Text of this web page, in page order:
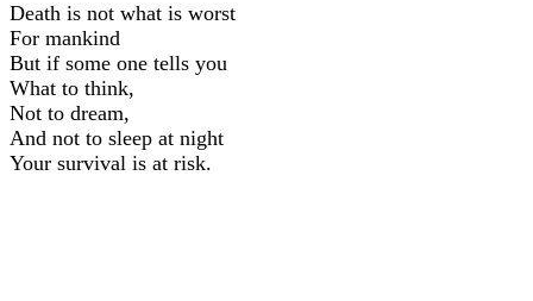
Death is not what is worst
For mankind
But if some one tells you
What to think,
Not to dream,
And not to sleep at night
Your survival is at risk.